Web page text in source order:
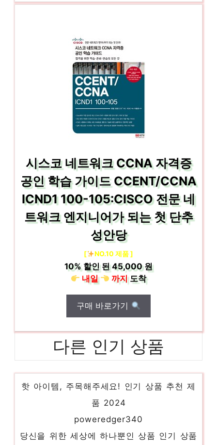
시스코 네트워크 CCNA 자격증
공인 학습 가이드 CCENT/CCNA
ICND1 100-105:CISCO 전문 네
트워크 엔지니어가 되는 첫 단추
성안당
[ NO.10 제품 ]
10%할인 된45,000 원
내일
까지도착
구매 바로가기
다른 인기 상품
케이지에스
당신을 위한 세상에 하나뿐인 상품 인기 상품